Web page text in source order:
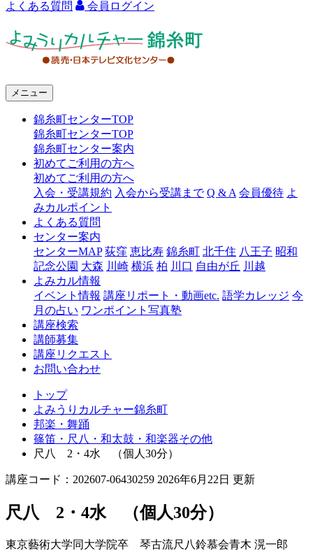
よくある質問 会員ログイン
ャ
糸
メニュー
錦糸町センターTOP
錦糸町センターTOP
錦糸町センター案内
初めてご利用の方へ
初めてご利用の方へ
入会・受講規約 入会から受講まで Q & A 会員優待 よ
みカルポイント
よくある質問
センター案内
センターMAP 荻窪 恵比寿 錦糸町 北千住 八王子 昭和
記念公園 大森 川崎 横浜 柏 川口 自由が丘 川越
よみカル情報
イベント情報 講座リポート・動画etc. 語学カレッジ 今
月の占い ワンポイント写真塾
講座検索
講師募集
講座リクエスト
お問い合わせ
トップ
よみうりカルチャー錦糸町
邦楽・舞踊
篠笛・尺八・和太鼓・和楽器その他
尺八 2・4水 （個人30分）
講座コード：202607-06430259 2026年6月22日 更新
尺八 2・4水 （個人30分）
東京藝術大学同大学院卒 琴古流尺八鈴慕会青木 滉一郎